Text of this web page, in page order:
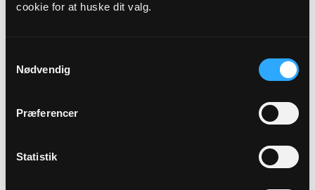
cookie for at huske dit valg.
Nødvendig
Præferencer
Statistik
2020
(CVR-nr. 22261754)